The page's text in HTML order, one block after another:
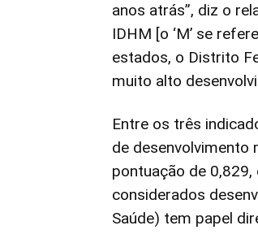
anos atrás”, diz o
IDHM [o ‘M’ se
estados, o Distrito
muito alto
Entre os três
de desenvolvimento
pontuação de
considerados
Saúde) tem papel